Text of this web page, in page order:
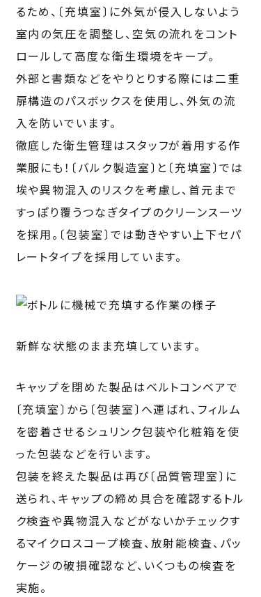
るため、〔充填室〕に外気が侵入しないよう
室内の気圧を調整し、空気の流れをコント
ロールして高度な衛生環境をキープ。
外部と書類などをやりとりする際には二重
扉構造のパスボックスを使用し、外気の流
入を防いでいます。
徹底した衛生管理はスタッフが着用する作
業服にも！〔バルク製造室〕と〔充填室〕では
埃や異物混入のリスクを考慮し、首元まで
すっぽり覆うつなぎタイプのクリーンスーツ
を採用。〔包装室〕では動きやすい上下セパ
レートタイプを採用しています。
新鮮な状態のまま充填しています。
キャップを閉めた製品はベルトコンベアで
〔充填室〕から〔包装室〕へ運ばれ、フィルム
を密着させるシュリンク包装や化粧箱を使
った包装などを行います。
包装を終えた製品は再び〔品質管理室〕に
送られ、キャップの締め具合を確認するトル
ク検査や異物混入などがないかチェックす
るマイクロスコープ検査、放射能検査、パッ
ケージの破損確認など、いくつもの検査を
実施。